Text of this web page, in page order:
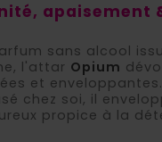
(2 avis)
apaisement
sans alcool
l'attar Opium
et
chez soi, il
propice à la